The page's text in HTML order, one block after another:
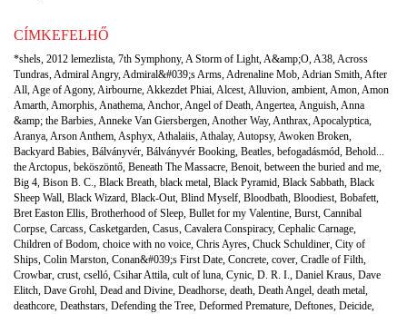
CÍMKEFELHŐ
*shels, 2012 lemezlista, 7th Symphony,A Storm of Light,A&amp;O,A38,Across
Tundras,Admiral Angry,Admiral&#039;s Arms,Adrenaline Mob,Adrian Smith,After
All,Age of Agony,Airbourne,Akkezdet Phiai,Alcest,Alluvion, ambient,Amon,Amon
Amarth,Amorphis,Anathema,Anchor,Angel of Death,Angertea,Anguish,Anna
&amp; the Barbies,Anneke Van Giersbergen,Another Way,Anthrax,Apocalyptica,
Aranya,Arson Anthem,Asphyx,Athalaiis,Athalay,Autopsy,Awoken Broken,
Backyard Babies, Bálványvér, Bálványvér Booking, Beatles, befogadásmód, Behold...
the Arctopus, beköszöntő, Beneath The Massacre, Benoit, between the buried and me,
Big 4, Bison B. C., Black Breath, black metal, Black Pyramid, Black Sabbath, Black
Sheep Wall, Black Wizard, Black-Out, Blind Myself, Bloodbath, Bloodiest, Bobafett,
Bret Easton Ellis, Brotherhood of Sleep, Bullet for my Valentine, Burst, Cannibal
Corpse, Carcass, Casketgarden, Casus, Cavalera Conspiracy, Cephalic Carnage,
Children of Bodom, choice with no voice, Chris Ayres, Chuck Schuldiner, City of
Ships, Colin Marston, Conan&#039;s First Date, Concrete, cover, Cradle of Filth,
Crowbar, crust, cselló, Csihar Attila, cult of luna, Cynic, D. R. I., Daniel Kraus, Dave
Elitch, Dave Grohl, Dead and Divine, Deadhorse, death, Death Angel, death metal,
deathcore, Deathstars, Defending the Tree, Deformed Premature, Deftones, Deicide,